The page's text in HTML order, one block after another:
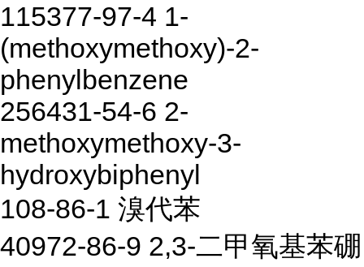
115377-97-4 1-
(methoxymethoxy)-2-
phenylbenzene
256431-54-6 2-
methoxymethoxy-3-
hydroxybiphenyl
108-86-1 溴代苯
40972-86-9 2,3-二甲氧基苯硼